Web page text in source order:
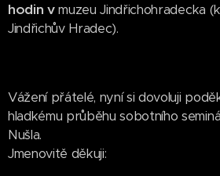
hodin vmuzeu Jindřichohradecka
Jindřichův Hradec).
Vážení přátelé, nyní si dovoluji
hladkému průběhu sobotního
Nušla.
Jmenovitě děkuji: